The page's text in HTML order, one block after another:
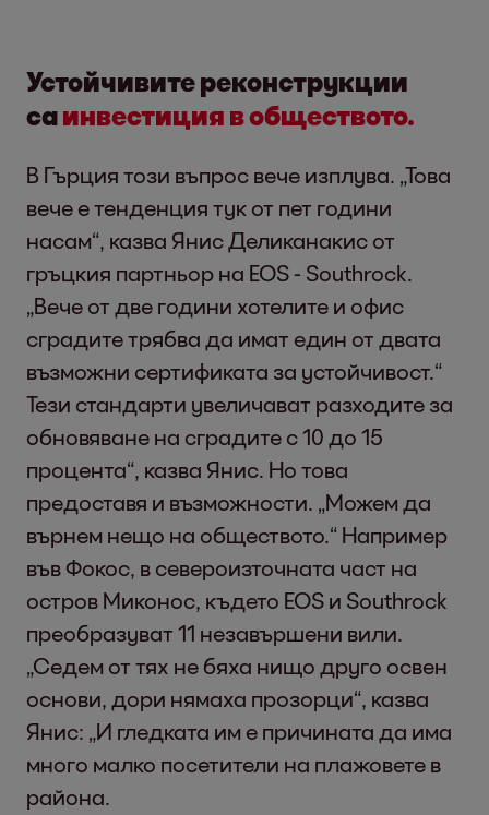
Устойчивите реконструкции
саинвестиция в обществото.
В Гърция този въпрос вече изплува. „Това
вече е тенденция тук от пет години
насам“, казва Янис Деликанакис от
гръцкия партньор на EOS - Southrock.
„Вече от две години хотелите и офис
сградите трябва да имат един от двата
възможни сертификата за устойчивост.“
Тези стандарти увеличават разходите за
обновяване на сградите с 10 до 15
процента“, казва Янис. Но това
предоставя и възможности. „Можем да
върнем нещо на обществото.“ Например
във Фокос, в североизточната част на
остров Миконос, където EOS и Southrock
преобразуват 11 незавършени вили.
„Седем от тях не бяха нищо друго освен
основи, дори нямаха прозорци“, казва
Янис: „И гледката им е причината да има
много малко посетители на плажовете в
района.